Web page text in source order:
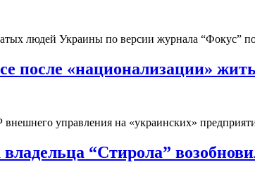
людей Украины по версии журнала “Фокус”
после «национализации»
управления на «украинских»
“Стирола”